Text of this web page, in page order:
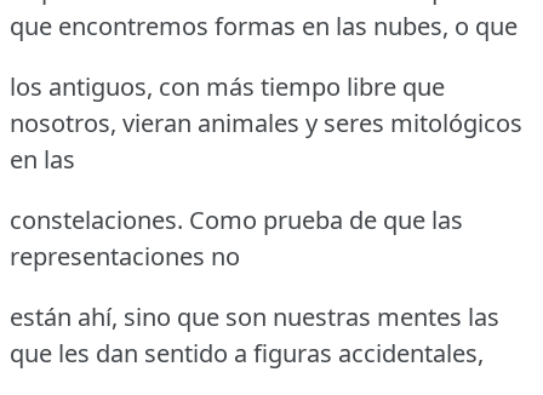
que encontremos formas en las nubes, o que
los antiguos, con más tiempo libre que
nosotros, vieran animales y seres mitológicos
en las
constelaciones. Como prueba de que las
representaciones no
están ahí, sino que son nuestras mentes las
que les dan sentido a figuras accidentales,